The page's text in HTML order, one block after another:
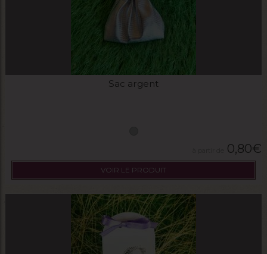
Sac argent
0,80€
VOIR LE PRODUIT